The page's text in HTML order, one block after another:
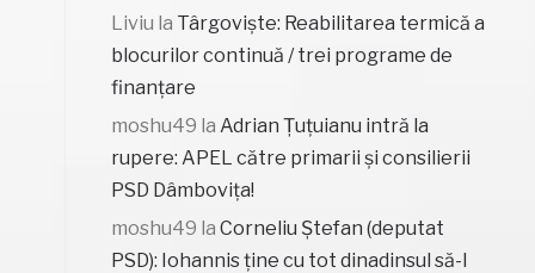
Liviu la Târgoviște: Reabilitarea termică a
blocurilor continuă / trei programe de
finanțare
moshu49 la Adrian Țuțuianu intră la
rupere: APEL către primarii și consilierii
PSD Dâmbovița!
moshu49 la Corneliu Ștefan (deputat
PSD): Iohannis ține cu tot dinadinsul să-l